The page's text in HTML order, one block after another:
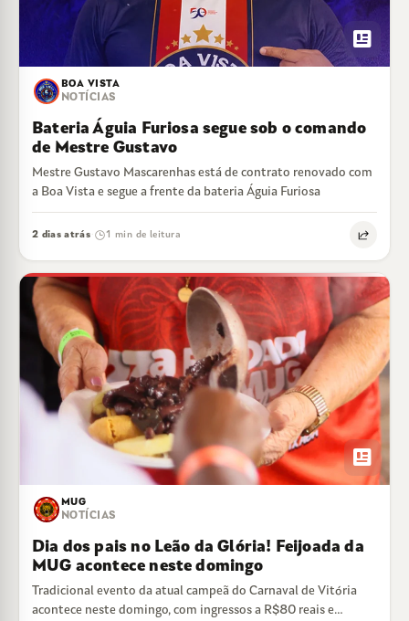
newsmode
BOA VISTA
NOTÍCIAS
Bateria Águia Furiosa segue sob o comando
de Mestre Gustavo
Mestre Gustavo Mascarenhas está de contrato renovado com
a Boa Vista e segue a frente da bateria Águia Furiosa
2 dias atrás· 1 min de leitura
newsmode
MUG
NOTÍCIAS
Dia dos pais no Leão da Glória! Feijoada da
MUG acontece neste domingo
Tradicional evento da atual campeã do Carnaval de Vitória
acontece neste domingo, com ingressos a R$80 reais e